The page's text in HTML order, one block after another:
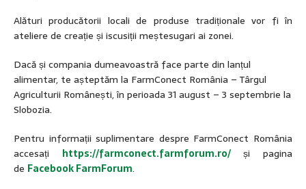
Alături producătorii locali de produse tradiționale vor fi în
ateliere de creație și iscusiții meștesugari ai zonei.
Dacă și compania dumeavoastră face parte din lanțul
alimentar, te așteptăm la FarmConect România – Târgul
Agriculturii Românești, în perioada 31 august – 3 septembrie la
Slobozia.
Pentru informații suplimentare despre FarmConect România
accesați https://farmconect.farmforum.ro/și pagina
de FacebookFarmForum.